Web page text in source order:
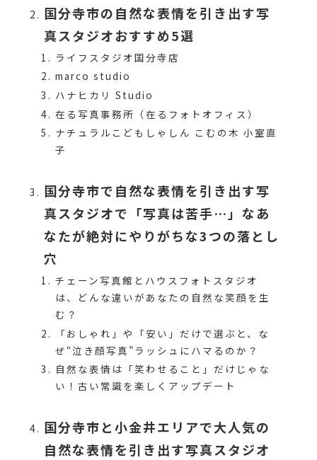
国分寺市の自然な表情を引き出す写
真スタジオおすすめ5選
ライフスタジオ国分寺店
marco studio
ハナヒカリ Studio
在る写真事務所（在るフォトオフィス）
ナチュラルこどもしゃしん こむの木 小室直
子
国分寺市で自然な表情を引き出す写
真スタジオで「写真は苦手…」なあ
なたが絶対にやりがちな3つの落とし
穴
チェーン写真館とハウスフォトスタジオ
は、どんな違いがあなたの自然な笑顔を生
む？
「おしゃれ」や「安い」だけで選ぶと、な
ぜ“泣き顔写真”ラッシュにハマるのか？
自然な表情は「笑わせること」だけじゃな
い！古い常識を楽しくアップデート
国分寺市と小金井エリアで大人気の
自然な表情を引き出す写真スタジオ